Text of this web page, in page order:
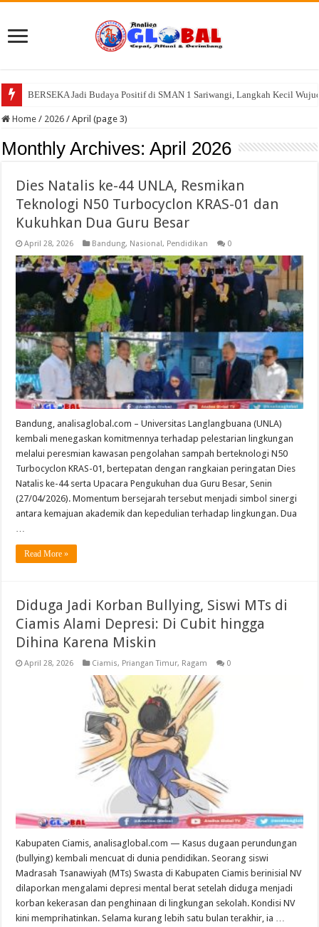
BERSEKA Jadi Budaya Positif di SMAN 1 Sariwangi, Langkah Kecil
Home / 2026 / April (page 3)
Monthly Archives:April 2026
Dies Natalis ke-44 UNLA, Resmikan
Teknologi N50 Turbocyclon KRAS-01 dan
Kukuhkan Dua Guru Besar
April 28, 2026 Bandung, Nasional, Pendidikan 0
Bandung, analisaglobal.com – Universitas Langlangbuana (UNLA)
kembali menegaskan komitmennya terhadap pelestarian lingkungan
melalui peresmian kawasan pengolahan sampah berteknologi N50
Turbocyclon KRAS-01, bertepatan dengan rangkaian peringatan Dies
Natalis ke-44 serta Upacara Pengukuhan dua Guru Besar, Senin
(27/04/2026). Momentum bersejarah tersebut menjadi simbol sinergi
antara kemajuan akademik dan kepedulian terhadap lingkungan. Dua
Read More »
Diduga Jadi Korban Bullying, Siswi MTs di
Ciamis Alami Depresi: Di Cubit hingga
Dihina Karena Miskin
April 28, 2026 Ciamis, Priangan Timur, Ragam 0
Kabupaten Ciamis, analisaglobal.com — Kasus dugaan perundungan
(bullying) kembali mencuat di dunia pendidikan. Seorang siswi
Madrasah Tsanawiyah (MTs) Swasta di Kabupaten Ciamis berinisial NV
dilaporkan mengalami depresi mental berat setelah diduga menjadi
korban kekerasan dan penghinaan di lingkungan sekolah. Kondisi NV
kini memprihatinkan. Selama kurang lebih satu bulan terakhir, ia …